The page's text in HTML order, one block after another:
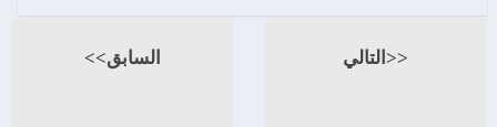
السابق>> <<التالي